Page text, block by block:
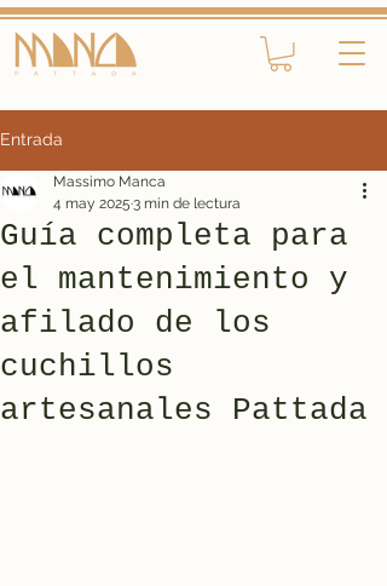
Entrada
Guía completa para
el mantenimiento y
afilado de los
cuchillos
artesanales Pattada
Massimo Manca
4 may 2025 3 min de lectura